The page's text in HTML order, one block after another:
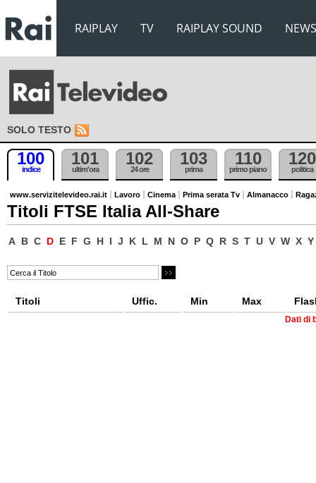
RAIPLAY TV RAIPLAY SOUND NEWS
SOLO TESTO
100
indice
101
ultim'ora
102
24 ore
103
prima
110
primo piano
120
politica
www.servizitelevideo.rai.it Lavoro Cinema Prima serata Tv Almanacco
Titoli FTSE Italia All-Share
A B C D E F G H I J K L M N O P Q R S T U V W X Y
Titoli Uffic. Min Max
Dati di